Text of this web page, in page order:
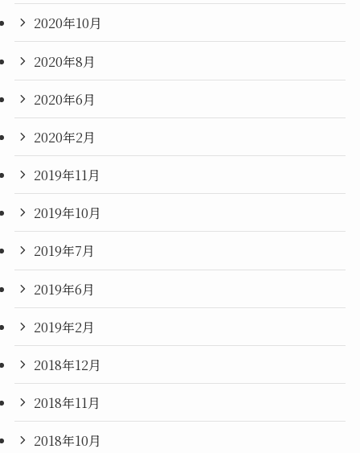
2020年10月
2020年8月
2020年6月
2020年2月
2019年11月
2019年10月
2019年7月
2019年6月
2019年2月
2018年12月
2018年11月
2018年10月